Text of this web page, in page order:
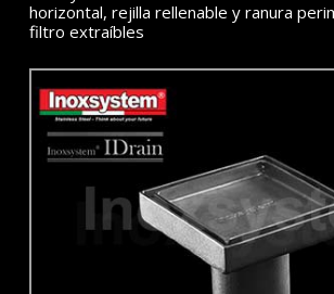
horizontal, rejilla rellenable y ranura
filtro extraíbles